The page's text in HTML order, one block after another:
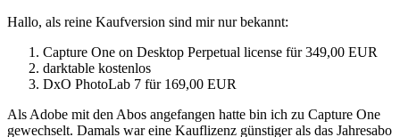
Hallo, als reine Kaufversion sind mir nur bekannt:
Capture One on Desktop Perpetual license für 349,00 EUR
darktable kostenlos
DxO PhotoLab 7 für 169,00 EUR
Als Adobe mit den Abos angefangen hatte bin ich zu Capture One
gewechselt. Damals war eine Kauflizenz günstiger als das Jahresabo